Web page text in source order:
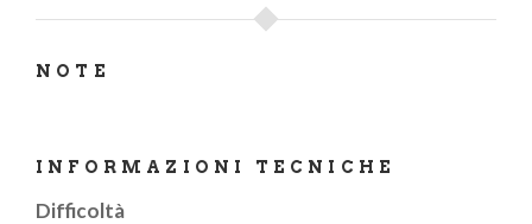
NOTE
INFORMAZIONI TECNICHE
Difficoltà